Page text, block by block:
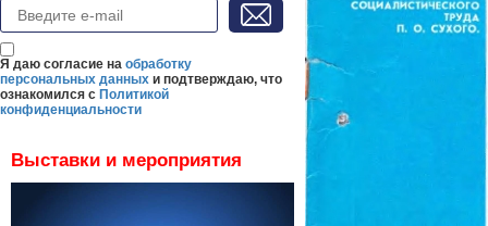
Я даю согласие на обработку
персональных данных и подтверждаю, что
ознакомился с Политикой
конфиденциальности
Выставки и мероприятия